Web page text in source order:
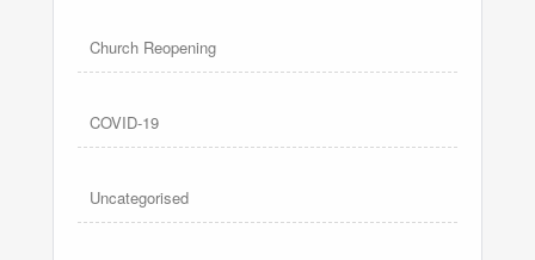
Church Reopening
COVID-19
Uncategorised